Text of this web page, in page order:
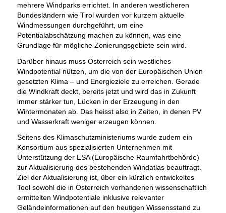
mehrere Windparks errichtet. In anderen westlicheren
Bundesländern wie Tirol wurden vor kurzem aktuelle
Windmessungen durchgeführt, um eine
Potentialabschätzung machen zu können, was eine
Grundlage für mögliche Zonierungsgebiete sein wird.
Darüber hinaus muss Österreich sein westliches
Windpotential nützen, um die von der Europäischen Union
gesetzten Klima – und Energieziele zu erreichen. Gerade
die Windkraft deckt, bereits jetzt und wird das in Zukunft
immer stärker tun, Lücken in der Erzeugung in den
Wintermonaten ab. Das heisst also in Zeiten, in denen PV
und Wasserkraft weniger erzeugen können.
Seitens des Klimaschutzministeriums wurde zudem ein
Konsortium aus spezialisierten Unternehmen mit
Unterstützung der ESA (Europäische Raumfahrtbehörde)
zur Aktualisierung des bestehenden Windatlas beauftragt.
Ziel der Aktualisierung ist, über ein kürzlich entwickeltes
Tool sowohl die in Österreich vorhandenen wissenschaftlich
ermittelten Windpotentiale inklusive relevanter
Geländeinformationen auf den heutigen Wissensstand zu